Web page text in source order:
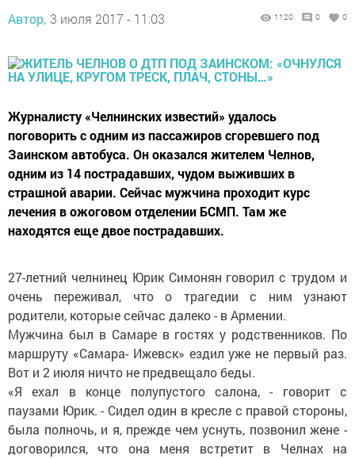
Автор, 3 июля 2017 - 11:03 1120 0 0
Журналисту «Челнинских известий» удалось
поговорить с одним из пассажиров сгоревшего под
Заинском автобуса. Он оказался жителем Челнов,
одним из 14 пострадавших, чудом выживших в
страшной аварии. Сейчас мужчина проходит курс
лечения в ожоговом отделении БСМП. Там же
находятся еще двое пострадавших.
27-летний челнинец Юрик Симонян говорил с трудом и
очень переживал, что о трагедии с ним узнают
родители, которые сейчас далеко - в Армении.
Мужчина был в Самаре в гостях у родственников. По
маршруту «Самара- Ижевск» ездил уже не первый раз.
Вот и 2 июля ничто не предвещало беды.
«Я ехал в конце полупустого салона, - говорит с
паузами Юрик. - Сидел один в кресле с правой стороны,
была полночь, и я, прежде чем уснуть, позвонил жене -
договорился, что она меня встретит в Челнах на